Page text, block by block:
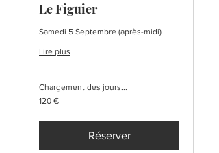
Le Figuier
Samedi 5 Septembre (après-midi)
Lire plus
Chargement des jours...
120
euros
120 €
Réserver